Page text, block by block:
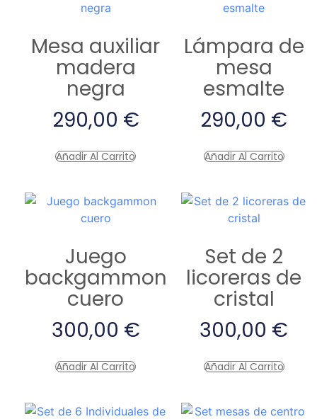
Mesa auxiliar
madera
negra
290,00 €
Añadir Al Carrito
Lámpara de
mesa
esmalte
290,00 €
Añadir Al Carrito
Juego
backgammon
cuero
300,00 €
Añadir Al Carrito
Set de 2
licoreras de
cristal
300,00 €
Añadir Al Carrito